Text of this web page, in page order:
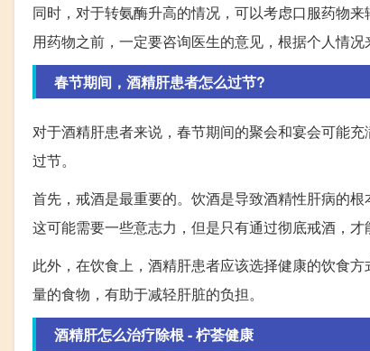
同时，对于转氨酶升高的情况，可以考虑口服药物
用药物之前，一定要咨询医生的意见，根据个人情况
春节期间，酒精肝患者怎么过节?
对于酒精肝患者来说，春节期间的聚会和宴会可能
过节。
首先，戒酒是最重要的。饮酒是导致酒精性肝病的
这可能需要一些意志力，但是只有通过彻底戒酒，才
此外，在饮食上，酒精肝患者应该选择健康的饮食
量的食物，有助于减轻肝脏的负担。
酒精肝怎么治疗除根 - 柠荟健康